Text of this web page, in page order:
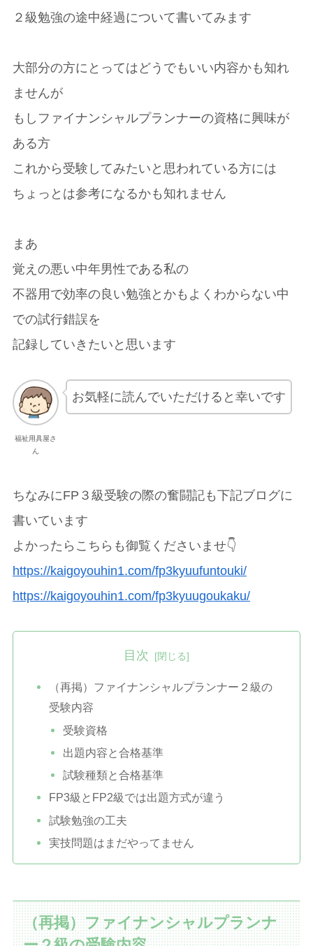
２級勉強の途中経過について書いてみます
大部分の方にとってはどうでもいい内容かも知れ
ませんが
もしファイナンシャルプランナーの資格に興味が
ある方
これから受験してみたいと思われている方には
ちょっとは参考になるかも知れません
まあ
覚えの悪い中年男性である私の
不器用で効率の良い勉強とかもよくわからない中
での試行錯誤を
記録していきたいと思います
福祉用具屋さ
ん
お気軽に読んでいただけると幸いです
ちなみにFP３級受験の際の奮闘記も下記ブログに
書いています
よかったらこちらも御覧くださいませ👇
https://kaigoyouhin1.com/fp3kyuufuntouki/
https://kaigoyouhin1.com/fp3kyuugoukaku/
目次
（再掲）ファイナンシャルプランナー２級の
受験内容
受験資格
出題内容と合格基準
試験種類と合格基準
FP3級とFP2級では出題方式が違う
試験勉強の工夫
実技問題はまだやってません
（再掲）ファイナンシャルプランナ